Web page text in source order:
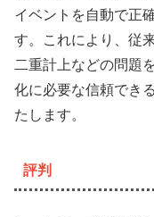
イベントを自動で正
す。これにより、従
二重計上などの問題
化に必要な信頼でき
たします。
評判